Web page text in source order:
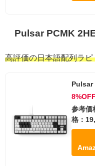
Pulsar PCMK
高評価の日本語配列ラ
Pulsar
8%OFF
参考価
格：